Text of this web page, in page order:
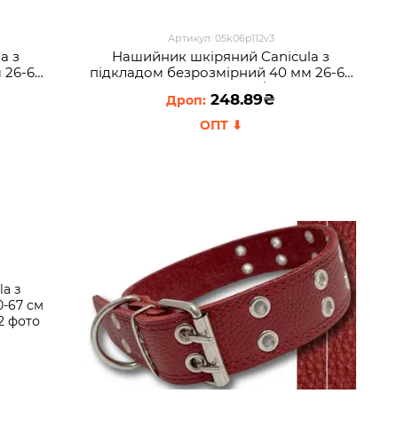
з
26-62
Артикул: 05k06p112v3
Нашийник шкіряний Canicula з
пiдкладом безрозмірний 40 мм 26-62
см Червоний (2021/401051)
248.89₴